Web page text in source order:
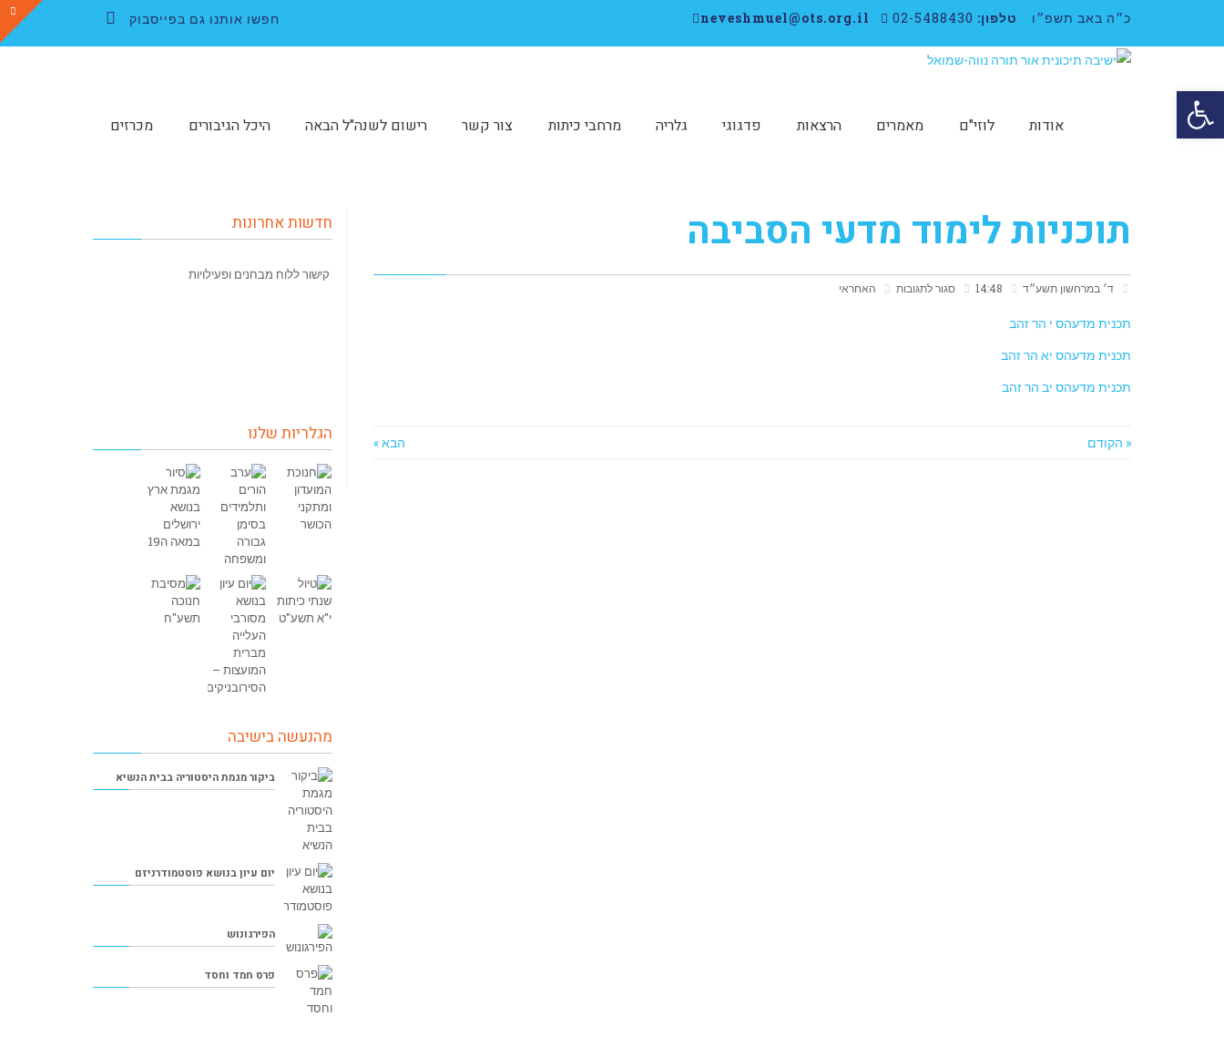
פתח סרגל נגישות
כ״ה באב תשפ״ו טלפון:
חפשו אותנו גם בפייסבוק
אודות לוזי"ם מאמרים הרצאות פדגוגי גלריה מרחבי כיתות צור קשר רישום לשנה"ל הבאה היכל הגיבורים מכרזים
תוכניות לימוד מדעי הסביבה
ד׳ במרחשון תשע״ד סגור לתגובות האחראי
תכנית מדעהס י הר זהב
תכנית מדעהס יא הר זהב
תכנית מדעהס יב הר זהב
« הקודם הבא »
חדשות אחרונות
קישור ללוח מבחנים ופעילויות
הגלריות שלנו
מהנעשה בישיבה
ביקור מגמת היסטוריה בבית הנשיא
יום עיון בנושא פוסטמודרניזם
הפירגונוש
פרס חמד וחסד